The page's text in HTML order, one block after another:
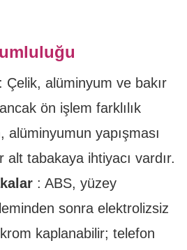
alüminyum ve bakır
ön işlem farklılık
yapışması
alt tabakaya ihtiyacı vardır.
: ABS, yüzey
sonra elektrolizsiz
kaplanabilir; telefon